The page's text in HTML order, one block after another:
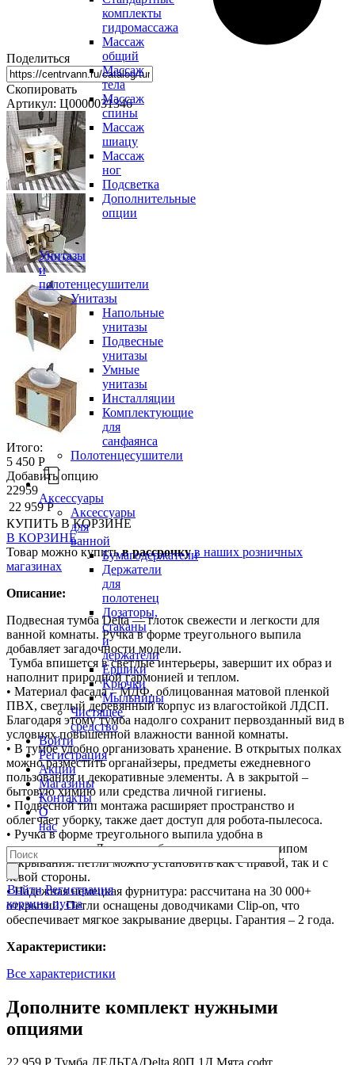
комплекты
гидромассажа
Массаж
общий
Массаж
тела
Массаж
спины
Массаж
шиацу
Массаж
ног
Подсветка
Дополнительные
опции
Унитазы
и
полотенцесушители
Унитазы
Напольные
унитазы
Подвесные
унитазы
Умные
унитазы
Инсталляции
Комплектующие
для
санфаянса
Полотенцесушители
Аксессуары
Аксессуары
для
ванной
Бумагодержатели
Держатели
для
полотенец
Дозаторы,
стаканы
и
держатели
Ершики
Крючки
Мыльницы
Чистящее
средство
Войти
Регистрация
Акции
Магазины
Контакты
О
нас
Войти Регистрация
корзина пуста
Поделиться
Скопировать
Артикул: Ц0000031346
Итого:
5 450 Р
Добавить опцию
22959
22 959 Р
КУПИТЬ В КОРЗИНЕ
В КОРЗИНЕ
Товар можно купитьв рассрочку в наших розничных
магазинах
Описание:
Подвесная тумба Delta — глоток свежести и легкости для
ванной комнаты. Ручка в форме треугольного выпила
добавляет загадочности модели.
Тумба впишется в светлые интерьеры, завершит их образ и
наполнит природной гармонией и теплом.
• Материал фасада – МДФ, облицованная матовой пленкой
ПВХ, светлый деревянный корпус из влагостойкой ЛДСП.
Благодаря этому тумба надолго сохранит первозданный вид в
условиях повышенной влажности ванной комнаты.
• В тумбе удобно организовать хранение. В открытых полках
можно разместить органайзеры, предметы ежедневного
пользования и декоративные элементы. А в закрытой –
бытовую химию или средства личной гигиены.
• Подвесной тип монтажа расширяет пространство и
облегчает уборку, также дает доступ для робота-пылесоса.
• Ручка в форме треугольного выпила удобна в
использовании. Дверца тумбы с универсальным типом
открывания: петли можно установить как с правой, так и с
левой стороны.
• Надежная немецкая фурнитура: рассчитана на 30 000+
открытий. Петли оснащены доводчиками Clip-on, что
обеспечивает мягкое закрывание дверцы. Гарантия – 2 года.
Характеристики:
Все характеристики
Дополните комплект нужными
опциями
22 959 Р Тумба ДЕЛЬТА/Delta 80П 1Д Мята софт